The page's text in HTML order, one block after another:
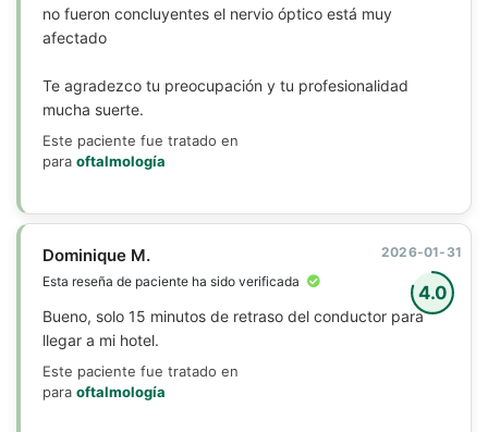
no fueron concluyentes el nervio óptico está muy
afectado
Te agradezco tu preocupación y tu profesionalidad
mucha suerte.
Este paciente fue tratado en
para oftalmología
4.0
Dominique M.
Esta reseña de paciente ha sido verificada
2026-01-31
Bueno, solo 15 minutos de retraso del conductor para
llegar a mi hotel.
Este paciente fue tratado en
para oftalmología